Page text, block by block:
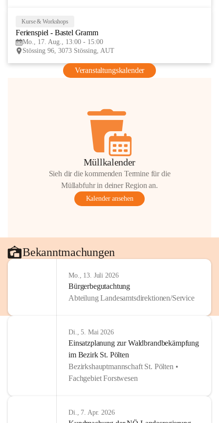
Kurse & Workshops
Ferienspiel - Bastel Gramm
Mo., 17. Aug., 13:00 - 15:00
Stössing 96, 3073 Stössing, AUT
Veranstaltungskalender
Müllkalender
Sieh dir die kommenden Termine für die
Müllabfuhr in deiner Region an.
Kalender ansehen
Bekanntmachungen
Mo., 13. Juli 2026
Bürgerbegutachtung
Abteilung Landesamtsdirektionen/Service
Di., 5. Mai 2026
Einsatzplanung zur Waldbrandbekämpfung
im Bezirk St. Pölten
Bezirkshauptmannschaft St. Pölten •
Fachgebiet Forstwesen
Di., 7. Apr. 2026